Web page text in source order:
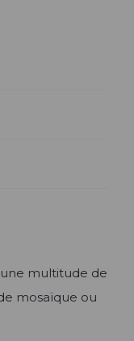
multitude de
mosaïque ou